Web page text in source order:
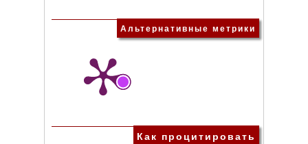
Альтернативные метрики
Как процитировать